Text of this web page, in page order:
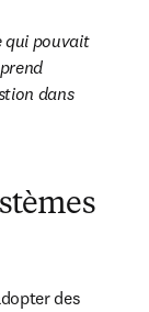
qui pouvait
dans
des